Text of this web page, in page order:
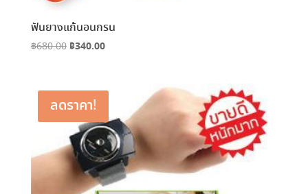
ฟันยางแก้นอนกรน
฿680.00 Original
฿680.00.
฿340.00Current
฿340.00.
ลดราคา!